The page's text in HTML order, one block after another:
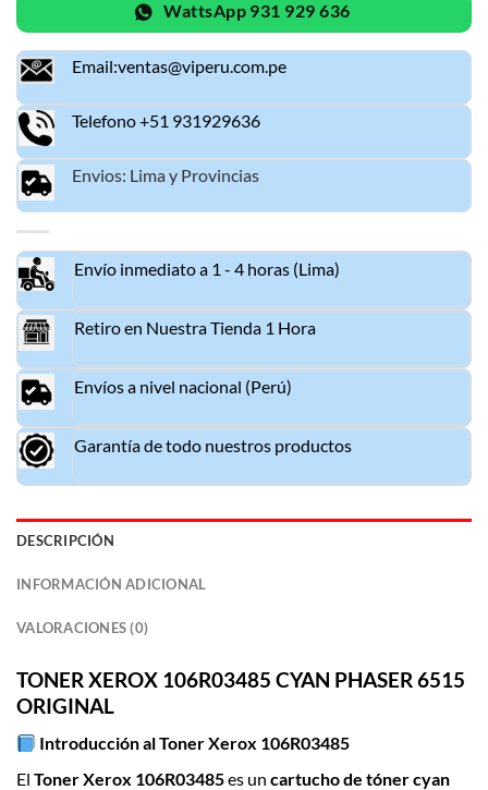
WattsApp 931 929 636
Email:ventas@viperu.com.pe
Telefono +51 931929636
Envios: Lima y Provincias
Envío inmediato a 1 - 4 horas (Lima)
Retiro en Nuestra Tienda 1 Hora
Envíos a nivel nacional (Perú)
Garantía de todo nuestros productos
DESCRIPCIÓN
INFORMACIÓN ADICIONAL
VALORACIONES (0)
TONER XEROX 106R03485 CYAN PHASER 6515
ORIGINAL
Introducción alToner Xerox 106R03485
El Toner Xerox 106R03485es un cartucho de tóner cyan